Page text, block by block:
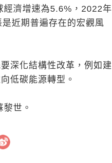
經濟增速為5.6%，2022年
近期普遍存在的宏觀風
深化結構性改革，例如建
低碳能源轉型。
世。